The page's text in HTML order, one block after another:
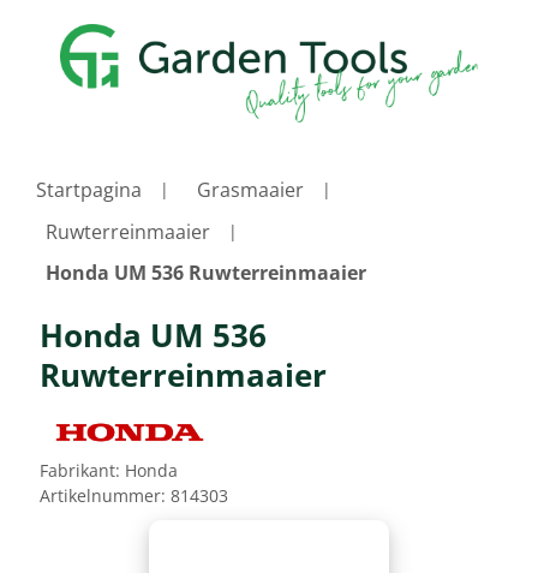
Startpagina
Grasmaaier
Ruwterreinmaaier
Honda UM 536 Ruwterreinmaaier
Honda UM 536
Ruwterreinmaaier
Fabrikant: Honda
Artikelnummer: 814303